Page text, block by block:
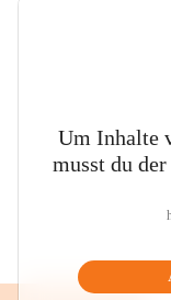
Um Inhalte
musst du